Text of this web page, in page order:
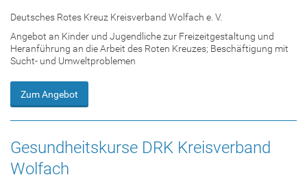
Deutsches Rotes Kreuz Kreisverband Wolfach e. V.
Angebot an Kinder und Jugendliche zur Freizeitgestaltung und
Heranführung an die Arbeit des Roten Kreuzes; Beschäftigung mit
Sucht- und Umweltproblemen
Zum Angebot
Gesundheitskurse DRK Kreisverband
Wolfach